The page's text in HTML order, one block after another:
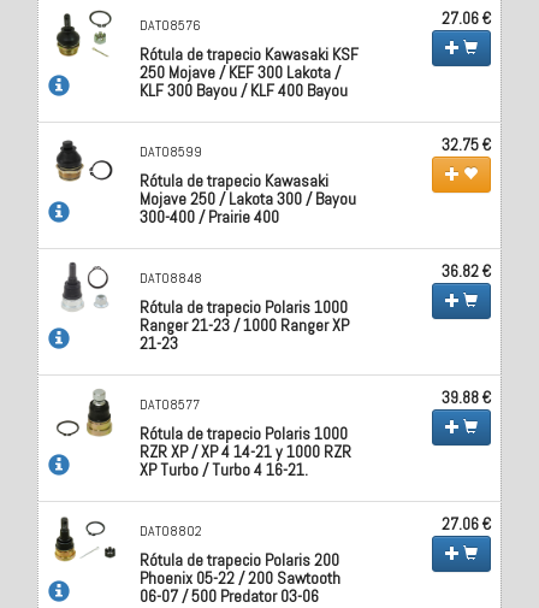
DAT08576
Rótula de trapecio Kawasaki KSF
250 Mojave / KEF 300 Lakota /
KLF 300 Bayou / KLF 400 Bayou
27.06 €
DAT08599
Rótula de trapecio Kawasaki
Mojave 250 / Lakota 300 / Bayou
300-400 / Prairie 400
32.75 €
DAT08848
Rótula de trapecio Polaris 1000
Ranger 21-23 / 1000 Ranger XP
21-23
36.82 €
DAT08577
Rótula de trapecio Polaris 1000
RZR XP / XP 4 14-21 y 1000 RZR
XP Turbo / Turbo 4 16-21.
39.88 €
DAT08802
Rótula de trapecio Polaris 200
Phoenix 05-22 / 200 Sawtooth
06-07 / 500 Predator 03-06
27.06 €